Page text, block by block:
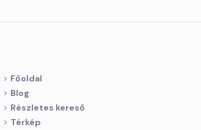
Főoldal
Blog
Részletes kereső
Térkép